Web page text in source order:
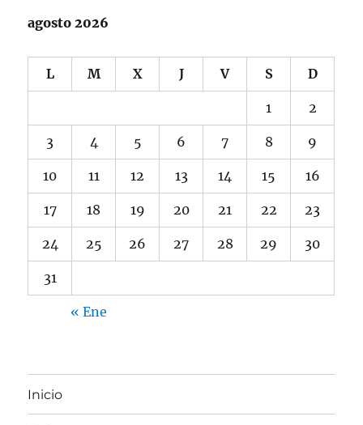
agosto 2026
L M X J V S D
1 2
3 4 5 6 7 8 9
10 11 12 13 14 15 16
17 18 19 20 21 22 23
24 25 26 27 28 29 30
31
« Ene
Inicio